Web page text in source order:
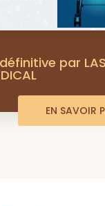
par
EN SAVOIR